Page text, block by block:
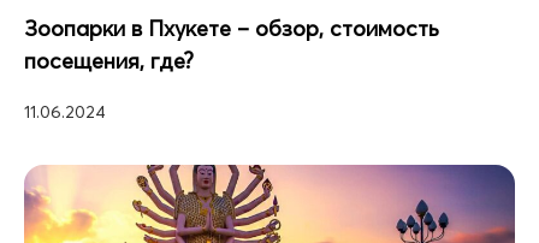
Зоопарки в Пхукете – обзор, стоимость
посещения, где?
11.06.2024